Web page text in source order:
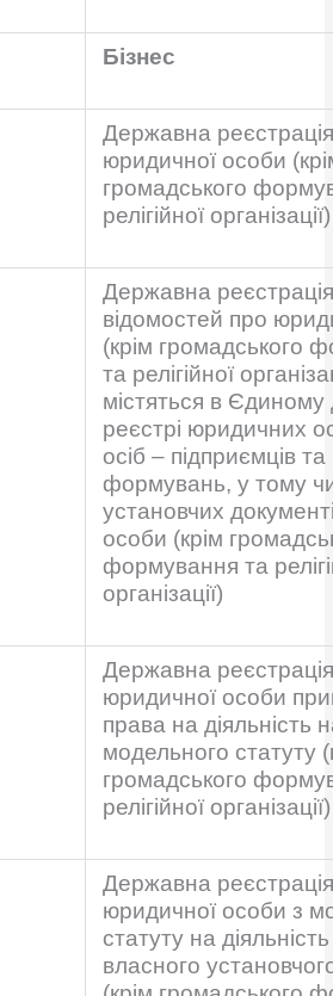
Бізнес
Державна
юридичної особи
громадського
релігійної організації)
Державна
відомостей про
(крім громадського
та релігійної
містяться в
реєстрі юридичних
осіб – підприємців
формувань, у тому
установчих
особи (крім
формування та
організації)
Державна
юридичної особи
права на діяльність
модельного статуту
громадського
релігійної організації)
Державна
юридичної особи з
статуту на
власного